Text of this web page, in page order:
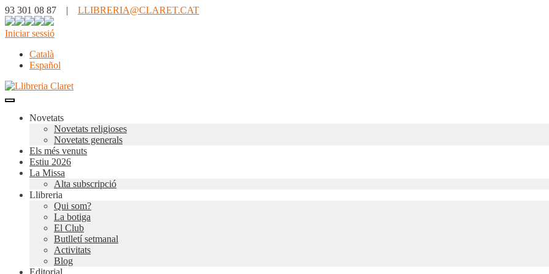
93 301 08 87 | LLIBRERIA@CLARET.CAT
Iniciar sessió
Català
Español
Novetats
Novetats religioses
Novetats generals
Els més venuts
Estiu 2026
La Missa
Alta subscripció
Llibreria
Qui som?
La botiga
El Club
Butlletí setmanal
Activitats
Blog
Editorial